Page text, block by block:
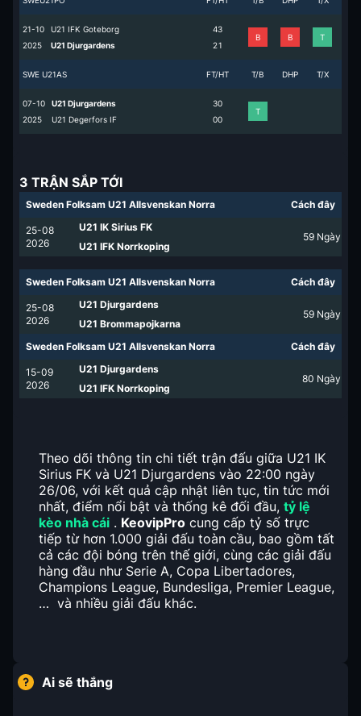
21-10
2025
U21 IFK Goteborg
U21 Djurgardens
4
2
3
1
B B T
SWE U21AS FT/HT T/B DHP T/X
07-10
2025
U21 Djurgardens
U21 Degerfors IF
3
0
0
0
T
3 TRẬN SẮP TỚI
Sweden Folksam U21 Allsvenskan Norra Cách đây
25-08
2026
U21 IK Sirius FK
U21 IFK Norrkoping
59 Ngày
Sweden Folksam U21 Allsvenskan Norra Cách đây
25-08
2026
U21 Djurgardens
U21 Brommapojkarna
59 Ngày
Sweden Folksam U21 Allsvenskan Norra Cách đây
15-09
2026
U21 Djurgardens
U21 IFK Norrkoping
80 Ngày
Theo dõi thông tin chi tiết trận đấu giữa U21 IK
Sirius FK và U21 Djurgardens vào 22:00 ngày
26/06, với kết quả cập nhật liên tục, tin tức mới
nhất, điểm nổi bật và thống kê đối đầu, tỷ lệ
kèo nhà cái . KeovipPro cung cấp tỷ số trực
tiếp từ hơn 1.000 giải đấu toàn cầu, bao gồm tất
cả các đội bóng trên thế giới, cùng các giải đấu
hàng đầu như Serie A, Copa Libertadores,
Champions League, Bundesliga, Premier League,
… và nhiều giải đấu khác.
Ai sẽ thắng